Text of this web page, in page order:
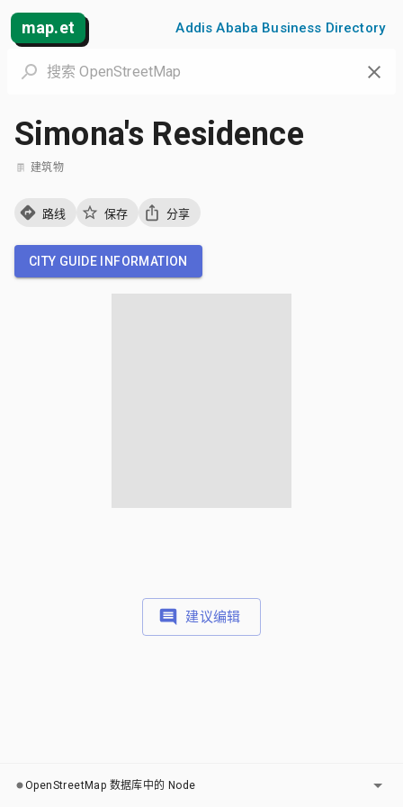
map.et Addis Ababa Business Directory
Simona's Residence
建筑物
路线 保存 分享
CITY GUIDE INFORMATION
建议编辑
OpenStreetMap 数据库中的 Node 图层